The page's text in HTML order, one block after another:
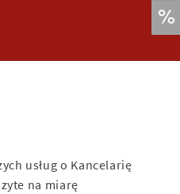
usług o Kancelarię
na miarę